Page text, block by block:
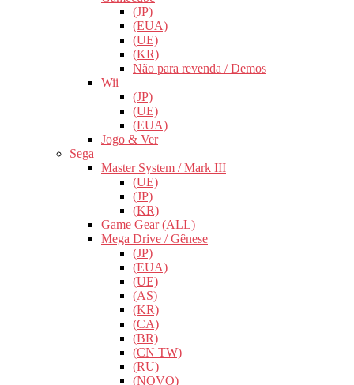
(JP)
(EUA)
(UE)
(KR)
Não para revenda / Demos
Wii
(JP)
(UE)
(EUA)
Jogo & Ver
Sega
Master System / Mark III
(UE)
(JP)
(KR)
Game Gear (ALL)
Mega Drive / Gênese
(JP)
(EUA)
(UE)
(AS)
(KR)
(CA)
(BR)
(CN TW)
(RU)
(NOVO)